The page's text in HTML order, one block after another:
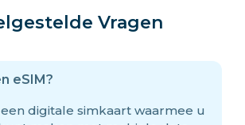
Vragen
eSIM?
een digitale simkaart waarmee u